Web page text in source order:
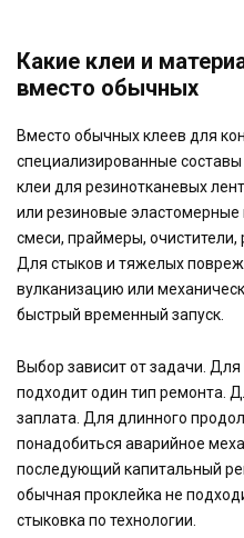
Какие клеи и
вместо обычных
Вместо обычных клеев для
специализированные
клеи для резинотканевых
или резиновые
смеси, праймеры,
Для стыков и тяжелых
вулканизацию или
быстрый временный запуск.
Выбор зависит от задачи.
подходит один тип ремонта.
заплата. Для длинного
понадобиться аварийное
последующий капитальный
обычная проклейка не
стыковка по технологии.